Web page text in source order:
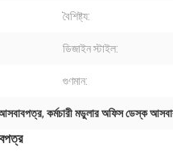
বৈশিষ্ট্য:
ডিজাইন স্টাইল:
গুণমান:
, কর্মচারী মডুলার অফিস ডেস্ক